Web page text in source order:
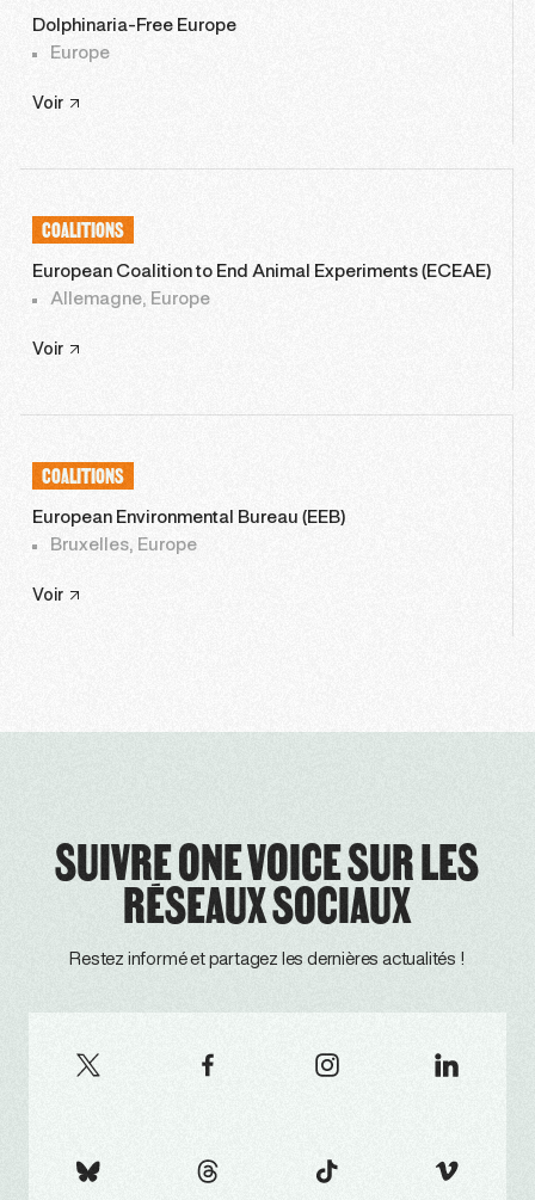
Dolphinaria-Free Europe
Europe
Voir
COALITIONS
European Coalition to End Animal Experiments (ECEAE)
Allemagne, Europe
Voir
COALITIONS
European Environmental Bureau (EEB)
Bruxelles, Europe
Voir
SUIVRE ONE VOICE SUR LES
RÉSEAUX SOCIAUX
Restez informé et partagez les dernières actualités !